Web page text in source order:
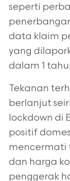
seperti
data klaim
yang
dalam 1
Tekanan
berlanjut
lockdown di
positif
mencermati
dan harga
penggerak